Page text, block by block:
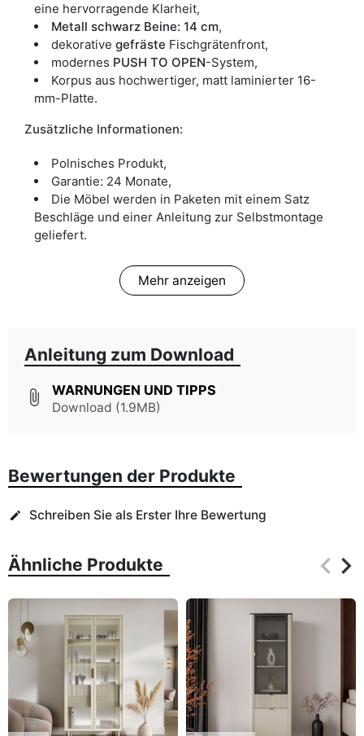
eine hervorragende Klarheit,
Metall schwarz Beine: 14 cm,
dekorative gefräste Fischgrätenfront,
modernes PUSH TO OPEN-System,
Korpus aus hochwertiger, matt laminierter 16-
mm-Platte.
Zusätzliche Informationen:
Polnisches Produkt,
Garantie: 24 Monate,
Die Möbel werden in Paketen mit einem Satz
Beschläge und einer Anleitung zur Selbstmontage
geliefert.
Mehr anzeigen
Anleitung zum Download
attach_file WARNUNGEN UND TIPPS
Download (1.9MB)
Bewertungen der Produkte
edit Schreiben Sie als Erster Ihre Bewertung
Ähnliche Produkte keyboard_arrow_left
keyboard_arrow_right